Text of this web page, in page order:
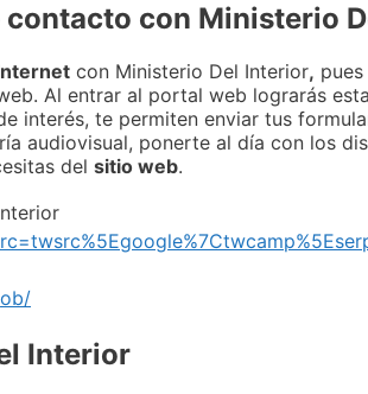
con Ministerio
con Ministerio Del Interior,
Al entrar al portal web lograrás
interés, te permiten enviar tus
audiovisual, ponerte al día con los
del sitio web.
Interior